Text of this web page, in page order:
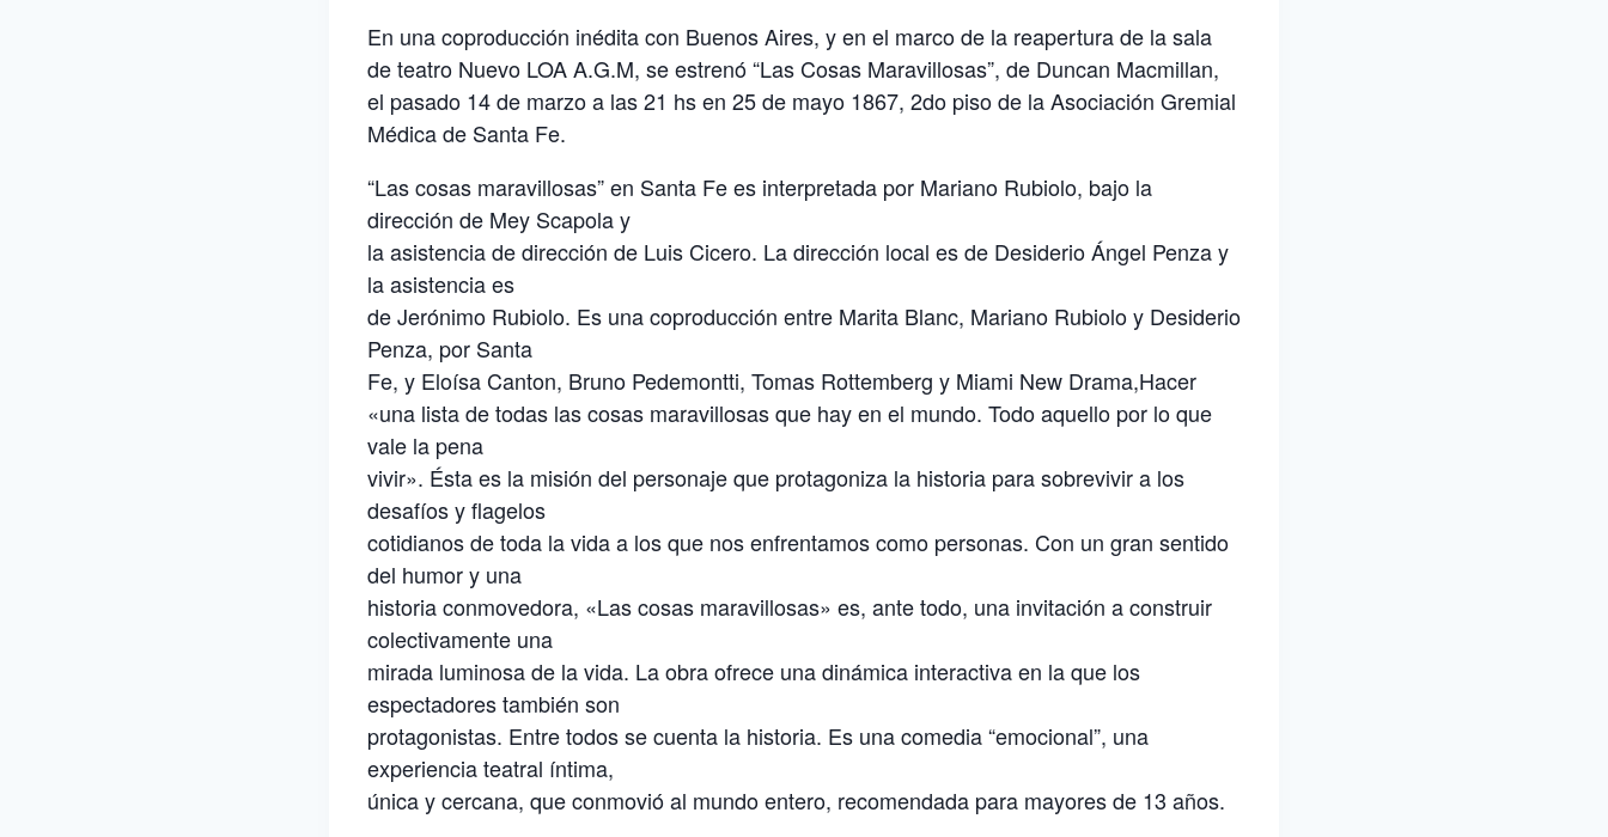
En una coproducción inédita con Buenos Aires, y en el marco de la reapertura de la sala
de teatro Nuevo LOA A.G.M, se estrenó “Las Cosas Maravillosas”, de Duncan Macmillan,
el pasado 14 de marzo a las 21 hs en 25 de mayo 1867, 2do piso de la Asociación Gremial
Médica de Santa Fe.
“Las cosas maravillosas” en Santa Fe es interpretada por Mariano Rubiolo, bajo la
dirección de Mey Scapola y
la asistencia de dirección de Luis Cicero. La dirección local es de Desiderio Ángel Penza y
la asistencia es
de Jerónimo Rubiolo. Es una coproducción entre Marita Blanc, Mariano Rubiolo y Desiderio
Penza, por Santa
Fe, y Eloísa Canton, Bruno Pedemontti, Tomas Rottemberg y Miami New Drama,Hacer
«una lista de todas las cosas maravillosas que hay en el mundo. Todo aquello por lo que
vale la pena
vivir». Ésta es la misión del personaje que protagoniza la historia para sobrevivir a los
desafíos y flagelos
cotidianos de toda la vida a los que nos enfrentamos como personas. Con un gran sentido
del humor y una
historia conmovedora, «Las cosas maravillosas» es, ante todo, una invitación a construir
colectivamente una
mirada luminosa de la vida. La obra ofrece una dinámica interactiva en la que los
espectadores también son
protagonistas. Entre todos se cuenta la historia. Es una comedia “emocional”, una
experiencia teatral íntima,
única y cercana, que conmovió al mundo entero, recomendada para mayores de 13 años.